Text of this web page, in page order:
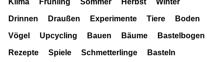
Klima Frühling Sommer Herbst Winter
Drinnen Draußen Experimente Tiere Boden
Vögel Upcycling Bauen Bäume Bastelbogen
Rezepte Spiele Schmetterlinge Basteln